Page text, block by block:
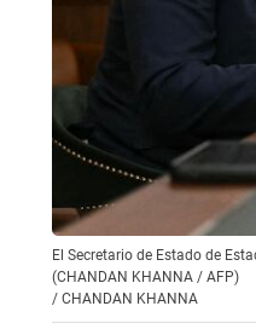
El Secretario de Estado de
(CHANDAN KHANNA / AFP)
/ CHANDAN KHANNA